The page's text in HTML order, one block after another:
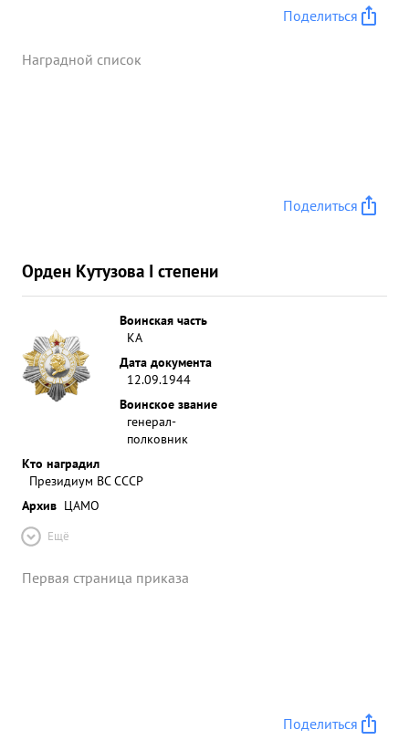
Поделиться
Наградной список
Поделиться
Орден Кутузова I степени
Воинская часть
КА
Дата документа
12.09.1944
Воинское звание
генерал-
полковник
Кто наградил
Президиум ВС СССР
Архив ЦАМО
Ещё
Первая страница приказа
Поделиться